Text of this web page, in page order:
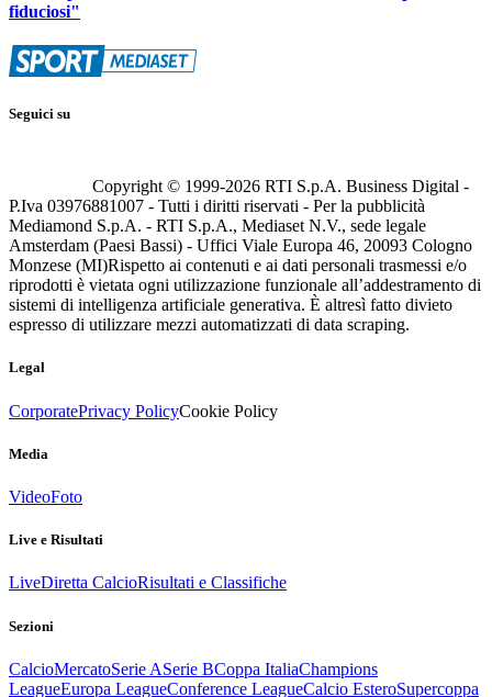
fiduciosi"
Seguici su
Copyright © 1999-2026 RTI S.p.A. Business Digital -
P.Iva 03976881007 - Tutti i diritti riservati - Per la pubblicità
Mediamond S.p.A. - RTI S.p.A., Mediaset N.V., sede legale
Amsterdam (Paesi Bassi) - Uffici Viale Europa 46, 20093 Cologno
Monzese (MI)Rispetto ai contenuti e ai dati personali trasmessi e/o
riprodotti è vietata ogni utilizzazione funzionale all’addestramento di
sistemi di intelligenza artificiale generativa. È altresì fatto divieto
espresso di utilizzare mezzi automatizzati di data scraping.
Legal
CorporatePrivacy PolicyCookie Policy
Media
VideoFoto
Live e Risultati
LiveDiretta CalcioRisultati e Classifiche
Sezioni
CalcioMercatoSerie ASerie BCoppa ItaliaChampions
LeagueEuropa LeagueConference LeagueCalcio EsteroSupercoppa